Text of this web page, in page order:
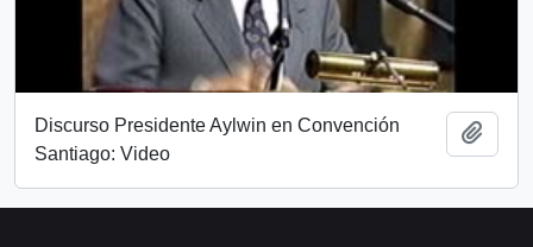
Discurso Presidente Aylwin en Convención
Santiago: Video